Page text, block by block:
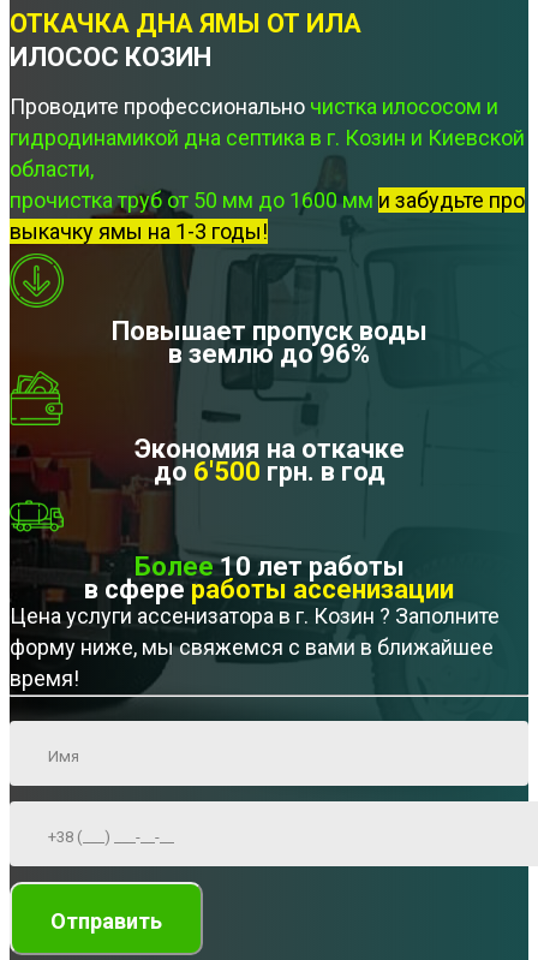
ОТКАЧКА ДНА ЯМЫ ОТ ИЛА
ИЛОСОС КОЗИН
Проводите профессионально чистка илососом и
гидродинамикой дна септика в г. Козин и Киевской
области,
прочистка труб от 50 мм до 1600 мм и забудьте про
выкачку ямы на 1-3 годы!
Повышает пропуск воды
в землю до 96%
Экономия на откачке
до 6'500 грн. в год
Более10 лет работы
в сфере работы ассенизации
Цена услуги ассенизатора в г. Козин ? Заполните
форму ниже, мы свяжемся с вами в ближайшее
время!